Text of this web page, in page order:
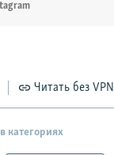
Читать без VPN
категориях